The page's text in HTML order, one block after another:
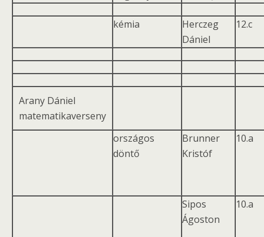
kémia
Herczeg
Dániel
12.c
Arany Dániel
matematikaverseny
országos
döntő
Brunner
Kristóf
10.a
Sipos
Ágoston
10.a